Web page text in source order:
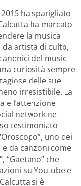
ha sparigliato
ha marcato
la musica
artista di culto,
del music
curiosità sempre
delle sue
irresistibile. La
e l’attenzione
network ne
testimoniato
uno dei
e da canzoni come
“Gaetano” che
su Youtube e
si è